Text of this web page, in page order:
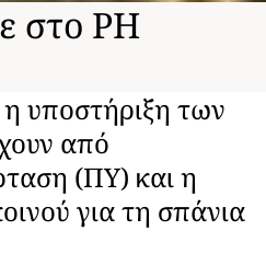
στο PH
η υποστήριξη των
από
(ΠΥ) και η
για τη σπάνια